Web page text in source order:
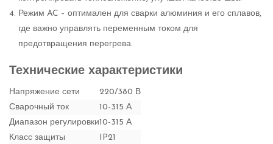
Режим AC – оптимален для сварки алюминия и его сплавов,
где важно управлять переменным током для
предотвращения перегрева.
Технические характеристики
Напряжение сети
220/380 В
Сварочный ток
10-315 А
Диапазон регулировки10-315 А
Класс защиты
IP21